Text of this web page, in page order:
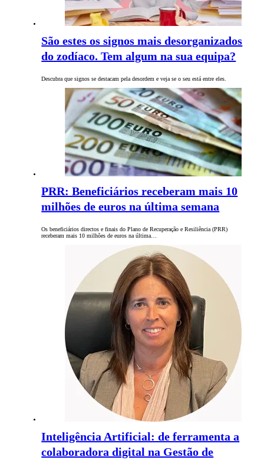
São estes os signos mais desorganizados
do zodíaco. Tem algum na sua equipa?
Descubra que signos se destacam pela desordem e veja se o seu está entre eles.
PRR: Beneficiários receberam mais 10
milhões de euros na última semana
Os beneficiários directos e finais do Plano de Recuperação e Resiliência (PRR)
receberam mais 10 milhões de euros na última…
Inteligência Artificial: de ferramenta a
colaboradora digital na Gestão de